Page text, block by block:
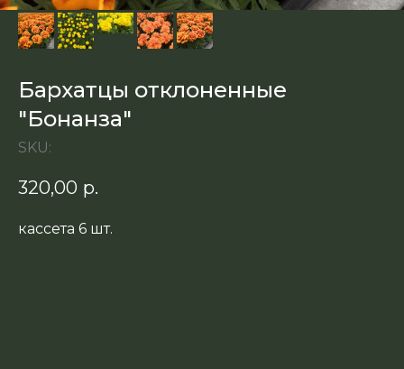
Бархатцы отклоненные
"Бонанза"
SKU:
320,00 р.
кассета 6 шт.